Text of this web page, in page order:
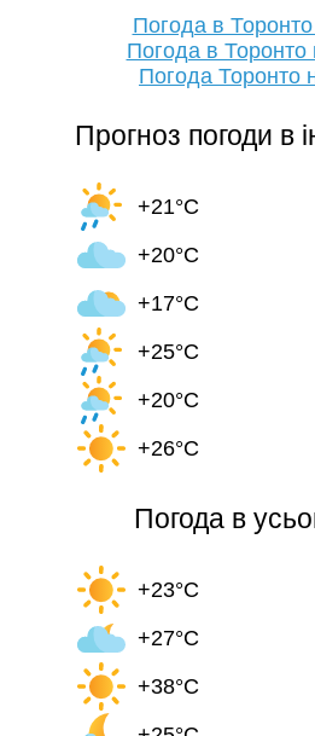
Погода в Торонто
Погода в Торонто
Погода Торонто
Прогноз погоди в
+21°C
+20°C
+17°C
+25°C
+20°C
+26°C
Погода в
+23°C
+27°C
+38°C